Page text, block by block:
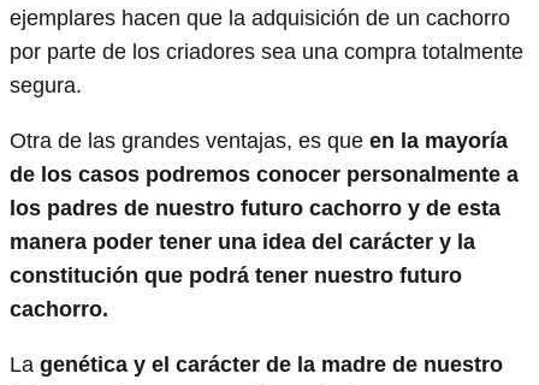
ejemplares hacen que la adquisición de un cachorro
por parte de los criadores sea una compra totalmente
segura.
Otra de las grandes ventajas, es que en la mayoría
de los casos podremos conocer personalmente a
los padres de nuestro futuro cachorro y de esta
manera poder tener una idea del carácter y la
constitución que podrá tener nuestro futuro
cachorro.
La genética y el carácter de la madre de nuestro